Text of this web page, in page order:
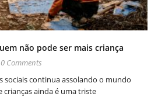
não pode ser mais criança
0 Comments
sociais continua assolando o mundo
crianças ainda é uma triste